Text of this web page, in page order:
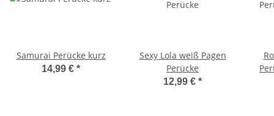
Samurai Perücke kurz
14,99 € *
Sexy Lola weiß Pagen
Perücke
12,99 € *